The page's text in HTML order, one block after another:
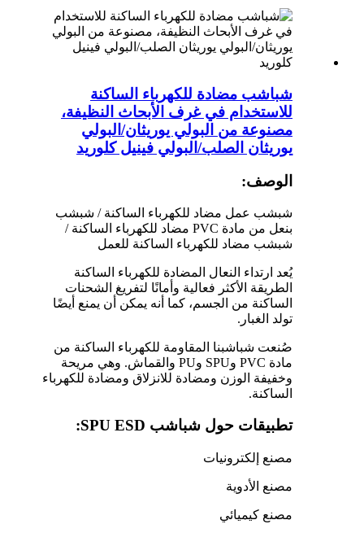
شباشب مضادة للكهرباء الساكنة
للاستخدام في غرف الأبحاث النظيفة،
مصنوعة من البولي يوريثان/البولي
يوريثان الصلب/البولي فينيل كلوريد
الوصف:
شبشب عمل مضاد للكهرباء الساكنة / شبشب
بنعل من مادة PVC مضاد للكهرباء الساكنة /
شبشب مضاد للكهرباء الساكنة للعمل
يُعد ارتداء النعال المضادة للكهرباء الساكنة
الطريقة الأكثر فعالية وأمانًا لتفريغ الشحنات
الساكنة من الجسم، كما أنه يمكن أن يمنع أيضًا
تولد الغبار.
صُنعت شباشبنا المقاومة للكهرباء الساكنة من
مادة PVC وSPU وPU والقماش. وهي مريحة
وخفيفة الوزن ومضادة للانزلاق ومضادة للكهرباء
الساكنة.
تطبيقات حول شباشب SPU ESD:
مصنع إلكترونيات
مصنع الأدوية
مصنع كيميائي